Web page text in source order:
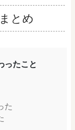
とめ
ったこと
た